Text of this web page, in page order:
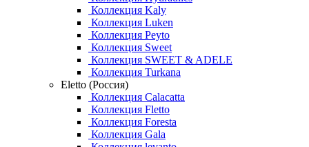
Коллекция Kaly
Коллекция Luken
Коллекция Peyto
Коллекция Sweet
Коллекция SWEET & ADELE
Коллекция Turkana
Eletto (Россия)
Коллекция Calacatta
Коллекция Fletto
Коллекция Foresta
Коллекция Gala